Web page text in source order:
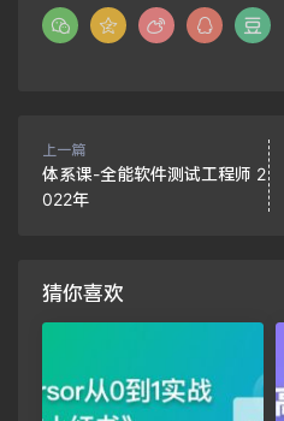
上一篇
体系课-全能软件测试工程师 2
022年
猜你喜欢